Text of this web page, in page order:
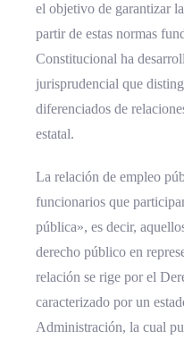
el objetivo de garantizar
partir de estas normas
Constitucional ha
jurisprudencial que
diferenciados de
estatal.
La relación de empleo
funcionarios que
pública», es decir,
derecho público en
relación se rige por el
caracterizado por un
Administración, la cual